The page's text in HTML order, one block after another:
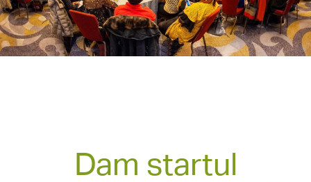
Dam startul